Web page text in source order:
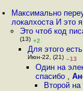
Максимально
локалхоста И это я
Это чтоб код
(13) +2
Для этого
Июн-22, (21) –13
Один на
спасибо ,
Второй